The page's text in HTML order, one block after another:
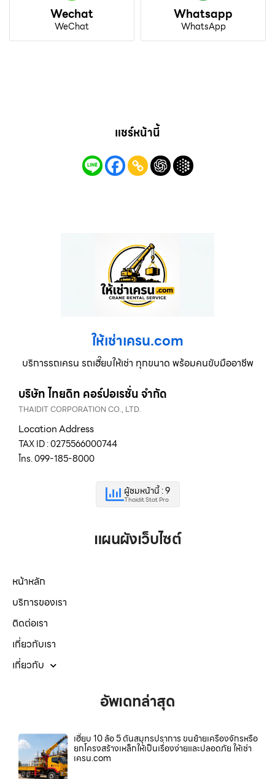
Wechat
WeChat
Whatsapp
WhatsApp
แชร์หน้านี้
ให้เช่าเครน.com
บริการรถเครน รถเฮี๊ยบให้เช่า ทุกขนาด พร้อมคนขับมืออาชีพ
บริษัท ไทยดิท คอร์ปอเรชั่น จำกัด
THAIDIT CORPORATION CO., LTD.
Location Address
TAX ID : 0275566000744
โทร. 099-185-8000
ผู้ชมหน้านี้ : 9
Thaidit Stat Pro
แผนผังเว็บไซต์
หน้าหลัก
บริการของเรา
ติดต่อเรา
เกี่ยวกับเรา
เกี่ยวกับ
อัพเดทล่าสุด
เฮี๊ยบ 10 ล้อ 5 ตันสมุทรปราการ ขนย้ายเครื่องจักรหรือ
ยกโครงสร้างเหล็กให้เป็นเรื่องง่ายและปลอดภัย ให้เช่า
เครน.com